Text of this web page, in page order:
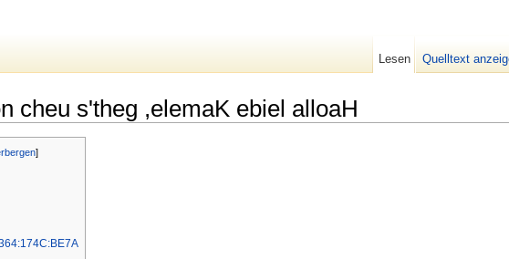
cheu s'theg ,elemaK ebiel alloaH
]
Lesen Quelltext